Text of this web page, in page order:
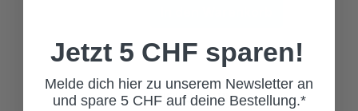
LEDERHOSE TOM
DUNKELBRAUN
199,00 CHF*
Jetzt 5 CHF sparen!
Melde dich hier zu unserem Newsletter an
und spare 5 CHF auf deine Bestellung.*